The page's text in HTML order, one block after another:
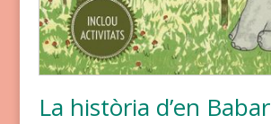
La història d’en Babar